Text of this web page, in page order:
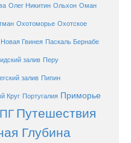
Олег Никитин Ольхон Оман
Охотоморье Охотское
Гвинея Паскаль Бернабе
залив Перу
залив Пипин
Круг Португалия Приморье
Путешествия
Глубина